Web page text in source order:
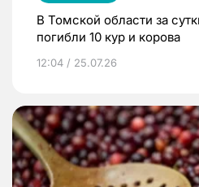
В Томской области за
погибли 10 кур и корова
12:04 / 25.07.26